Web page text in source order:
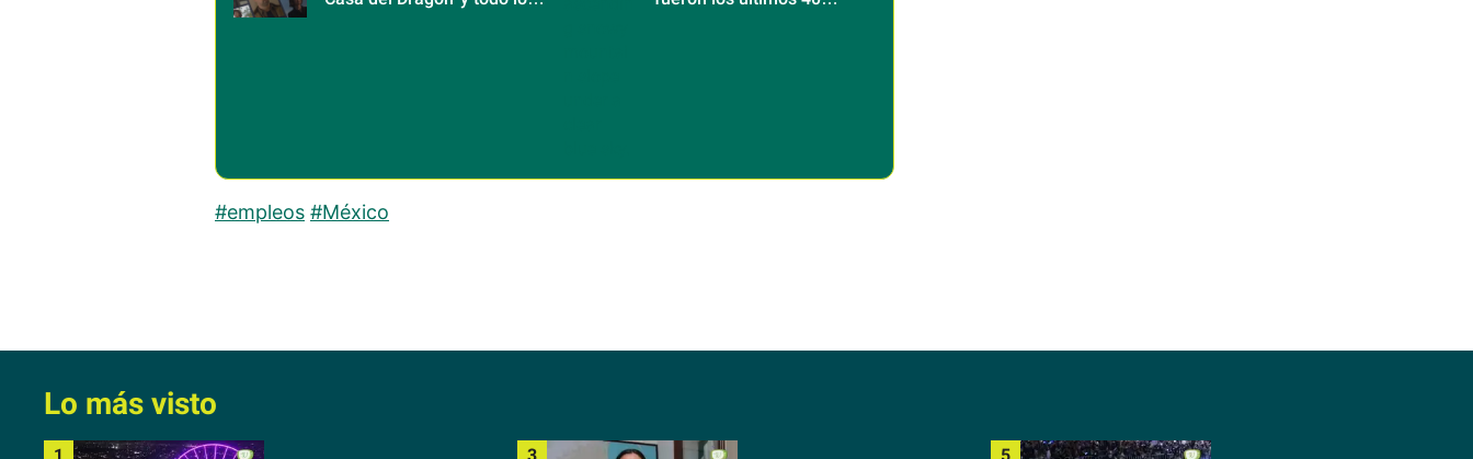
#empleos #México
Lo más visto